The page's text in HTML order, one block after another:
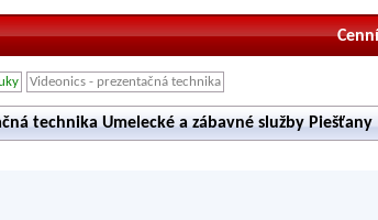
Videonics - prezentačná technika
technika Umelecké a zábavné služby Piešťany